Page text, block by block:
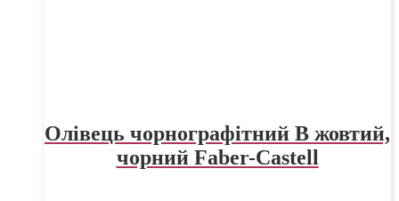
Олівець чорнографітний B жовтий,
чорний Faber-Castell